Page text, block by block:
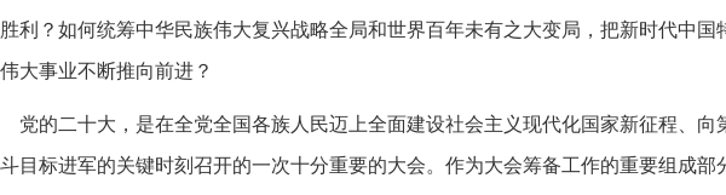
利？如何统筹中华民族伟大复兴战略全局和世界百年未有之大变局，把新时代中国
大事业不断推向前进？
党的二十大，是在全党全国各族人民迈上全面建设社会主义现代化国家新征程、向
目标进军的关键时刻召开的一次十分重要的大会。作为大会筹备工作的重要组成部